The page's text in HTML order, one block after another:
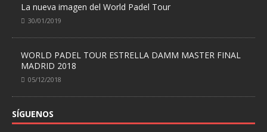
La nueva imagen del World Padel Tour
30/01/2019
WORLD PADEL TOUR ESTRELLA DAMM MASTER FINAL
MADRID 2018
05/12/2018
SÍGUENOS